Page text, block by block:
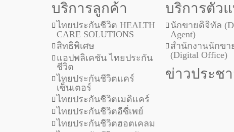
บริการลูกค้า
ไทยประกันชีวิต HEALTH
CARE SOLUTIONS
สิทธิพิเศษ
แอปพลิเคชัน ไทยประกัน
ชีวิต
ไทยประกันชีวิตแคร์
เซ็นเตอร์
ไทยประกันชีวิตเมดิแคร์
ไทยประกันชีวิตอีซี่เพย์
ไทยประกันชีวิตฮอตเคลม
บริการตัว
นักขายดิจิทัล
Agent)
สำนักงานนักขา
(Digital Office)
ข่าวประช